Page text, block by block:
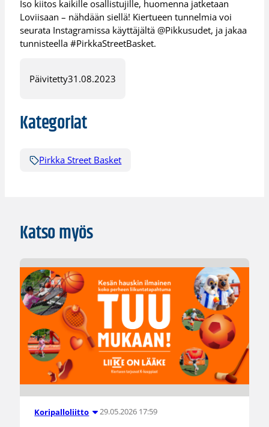
Iso kiitos kaikille osallistujille, huomenna jatketaan
Loviisaan – nähdään siellä! Kiertueen tunnelmia voi
seurata Instagramissa käyttäjältä @Pikkusudet, ja jakaa
tunnisteella #PirkkaStreetBasket.
Päivitetty31.08.2023
Kategoriat
Pirkka Street Basket
Katso myös
Koripalloliitto 29.05.2026 17:59